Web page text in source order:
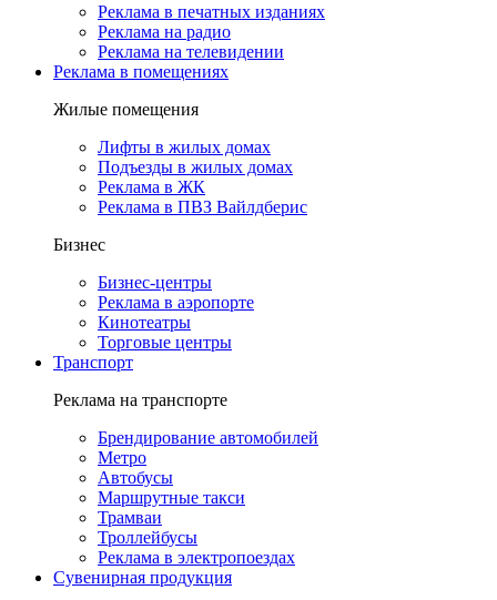
Реклама в печатных изданиях
Реклама на радио
Реклама на телевидении
Реклама в помещениях
Жилые помещения
Лифты в жилых домах
Подъезды в жилых домах
Реклама в ЖК
Реклама в ПВЗ Вайлдберис
Бизнес
Бизнес-центры
Реклама в аэропорте
Кинотеатры
Торговые центры
Транспорт
Реклама на транспорте
Брендирование автомобилей
Метро
Автобусы
Маршрутные такси
Трамваи
Троллейбусы
Реклама в электропоездах
Сувенирная продукция